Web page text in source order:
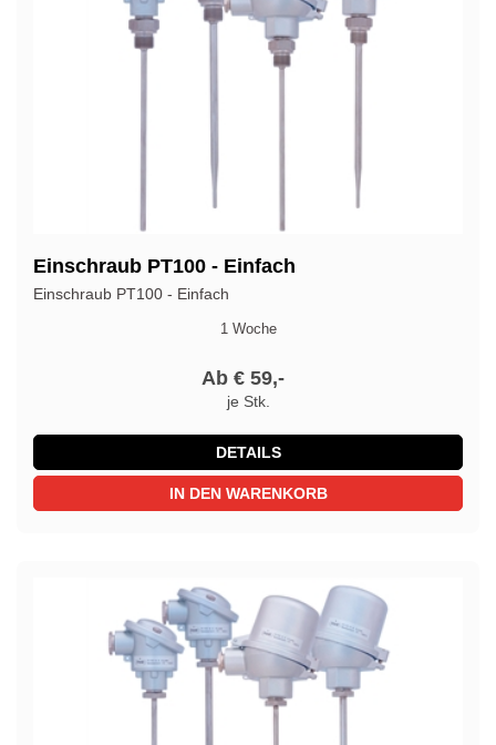
Einschraub PT100 - Einfach
Einschraub PT100 - Einfach
1 Woche
Ab € 59,-
je Stk.
DETAILS
IN DEN WARENKORB